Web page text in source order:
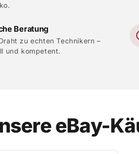
Beratung
zu echten Technikern –
und kompetent.
eBay-